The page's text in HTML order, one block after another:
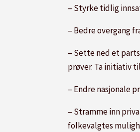
– Styrke tidlig
– Bedre overgang
– Sette ned et
prøver. Ta initiativ
– Endre nasjonale
– Stramme inn
folkevalgtes